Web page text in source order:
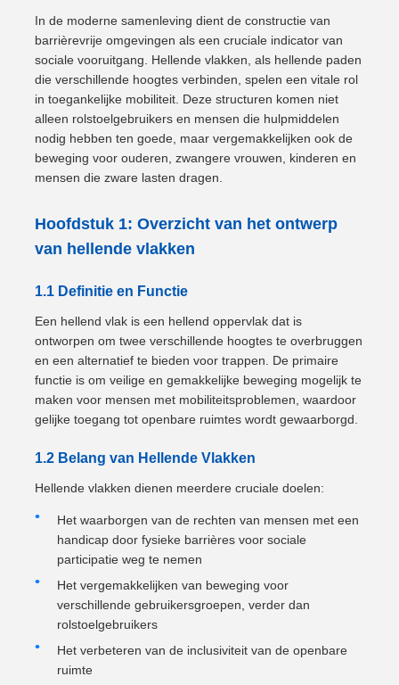
In de moderne samenleving dient de constructie van
barrièrevrije omgevingen als een cruciale indicator van
sociale vooruitgang. Hellende vlakken, als hellende paden
die verschillende hoogtes verbinden, spelen een vitale rol
in toegankelijke mobiliteit. Deze structuren komen niet
alleen rolstoelgebruikers en mensen die hulpmiddelen
nodig hebben ten goede, maar vergemakkelijken ook de
beweging voor ouderen, zwangere vrouwen, kinderen en
mensen die zware lasten dragen.
Hoofdstuk 1: Overzicht van het ontwerp
van hellende vlakken
1.1 Definitie en Functie
Een hellend vlak is een hellend oppervlak dat is
ontworpen om twee verschillende hoogtes te overbruggen
en een alternatief te bieden voor trappen. De primaire
functie is om veilige en gemakkelijke beweging mogelijk te
maken voor mensen met mobiliteitsproblemen, waardoor
gelijke toegang tot openbare ruimtes wordt gewaarborgd.
1.2 Belang van Hellende Vlakken
Hellende vlakken dienen meerdere cruciale doelen:
Het waarborgen van de rechten van mensen met een
handicap door fysieke barrières voor sociale
participatie weg te nemen
Het vergemakkelijken van beweging voor
verschillende gebruikersgroepen, verder dan
rolstoelgebruikers
Het verbeteren van de inclusiviteit van de openbare
ruimte